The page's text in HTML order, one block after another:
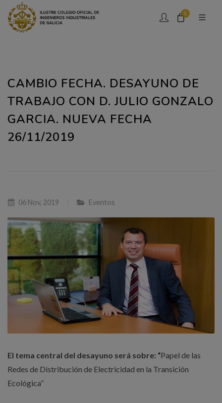
0
CAMBIO FECHA. DESAYUNO DE
TRABAJO CON D. JULIO GONZALO
GARCIA. NUEVA FECHA
26/11/2019
06 Nov, 2019 Eventos
El tema central del desayuno será sobre: “Papel de las
Redes de Distribución de Electricidad en la Transición
Ecológica”